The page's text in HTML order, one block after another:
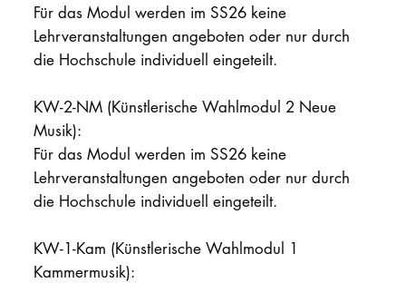
Für das Modul werden im SS26 keine
Lehrveranstaltungen angeboten oder nur durch
die Hochschule individuell eingeteilt.
KW-2-NM (Künstlerische Wahlmodul 2 Neue
Musik):
Für das Modul werden im SS26 keine
Lehrveranstaltungen angeboten oder nur durch
die Hochschule individuell eingeteilt.
KW-1-Kam (Künstlerische Wahlmodul 1
Kammermusik):